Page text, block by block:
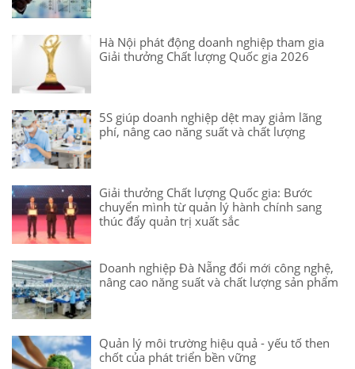
Hà Nội phát động doanh nghiệp tham gia
Giải thưởng Chất lượng Quốc gia 2026
5S giúp doanh nghiệp dệt may giảm lãng
phí, nâng cao năng suất và chất lượng
Giải thưởng Chất lượng Quốc gia: Bước
chuyển mình từ quản lý hành chính sang
thúc đẩy quản trị xuất sắc
Doanh nghiệp Đà Nẵng đổi mới công nghệ,
nâng cao năng suất và chất lượng sản phẩm
Quản lý môi trường hiệu quả - yếu tố then
chốt của phát triển bền vững